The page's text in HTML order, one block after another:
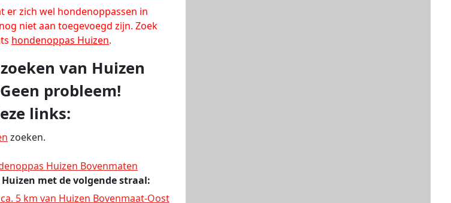
er zich wel hondenoppassen in
niet aan toegevoegd zijn. Zoek
hondenoppas Huizen.
van Huizen
probleem!
links:
zoeken.
Huizen Bovenmaten
met de volgende straal:
5 km van Huizen Bovenmaat-Oost